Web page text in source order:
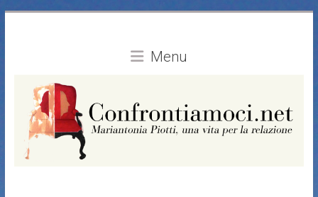
Menu